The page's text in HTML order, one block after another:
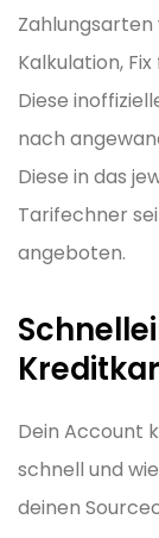
Kalkulation,
Diese
nach
Diese in das
Tarifechner
angeboten.
Dein Account
schnell und
deinen